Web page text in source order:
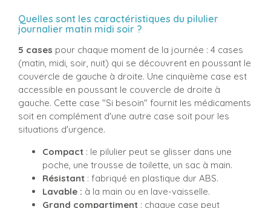
Quelles sont les caractéristiques du pilulier
journalier matin midi soir ?
5 cases pour chaque moment de la journée : 4 cases
(matin, midi, soir, nuit) qui se découvrent en poussant le
couvercle de gauche à droite. Une cinquième case est
accessible en poussant le couvercle de droite à
gauche. Cette case "Si besoin" fournit les médicaments
soit en complément d'une autre case soit pour les
situations d'urgence.
Compact : le pilulier peut se glisser dans une
poche, une trousse de toilette, un sac à main.
Résistant : fabriqué en plastique dur ABS.
Lavable : à la main ou en lave-vaisselle.
Grand compartiment : chaque case peut